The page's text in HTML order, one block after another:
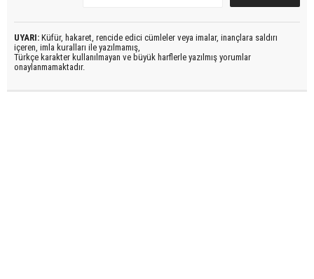
UYARI: Küfür, hakaret, rencide edici cümleler veya imalar, inançlara saldırı
içeren, imla kuralları ile yazılmamış,
Türkçe karakter kullanılmayan ve büyük harflerle yazılmış yorumlar
onaylanmamaktadır.